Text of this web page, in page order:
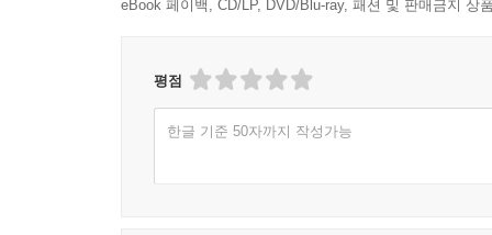
eBook 페이백, CD/LP, DVD/Blu-ray, 패션 및 판매금지 상
평점
한글 기준 50자까지 작성가능